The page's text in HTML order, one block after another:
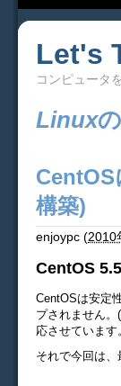
Let's
コンピュータ
Linux
CentOS
構築)
enjoypc (2010
CentOS
CentOSは安定
プされません
応させています
それで今回は、